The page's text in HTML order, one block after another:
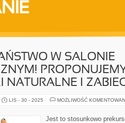
W SALONIE
NATURALNE I
LIS - 30 - 2025 MOŻLIWOŚĆ
Jest to stosunkowo